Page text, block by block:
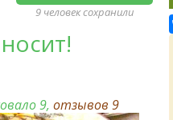
9 человек сохранили
9,отзывов9